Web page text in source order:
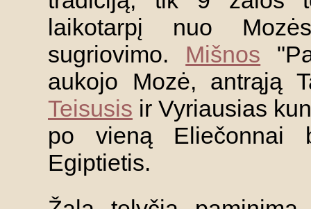
laikotarpį nuo
sugriovimo. Mišnos
aukojo Mozė, antrąją
Teisusis ir Vyriausias
po vieną Eliečonnai
Egiptietis.